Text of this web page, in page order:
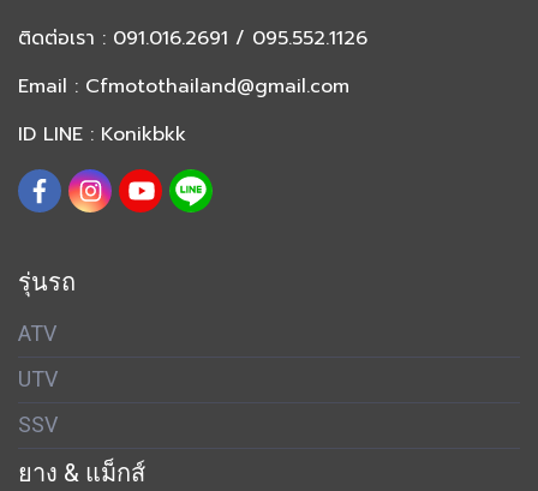
ติดต่อเรา : 091.016.2691 / 095.552.1126
Email : Cfmotothailand@gmail.com
ID LINE : Konikbkk
รุ่นรถ
ATV
UTV
SSV
ยาง & แม็กส์